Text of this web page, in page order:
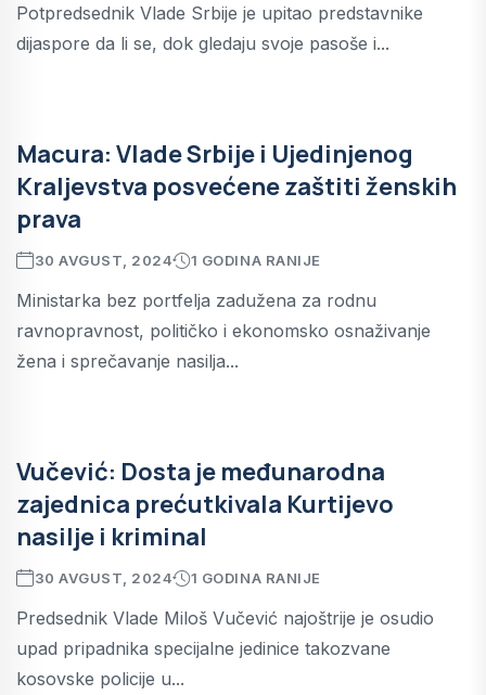
Potpredsednik Vlade Srbije je upitao predstavnike
dijaspore da li se, dok gledaju svoje pasoše i...
Macura: Vlade Srbije i Ujedinjenog
Kraljevstva posvećene zaštiti ženskih
prava
30 AVGUST, 2024 1 GODINA RANIJE
Ministarka bez portfelja zadužena za rodnu
ravnopravnost, političko i ekonomsko osnaživanje
žena i sprečavanje nasilja...
Vučević: Dosta je međunarodna
zajednica prećutkivala Kurtijevo
nasilje i kriminal
30 AVGUST, 2024 1 GODINA RANIJE
Predsednik Vlade Miloš Vučević najoštrije je osudio
upad pripadnika specijalne jedinice takozvane
kosovske policije u...